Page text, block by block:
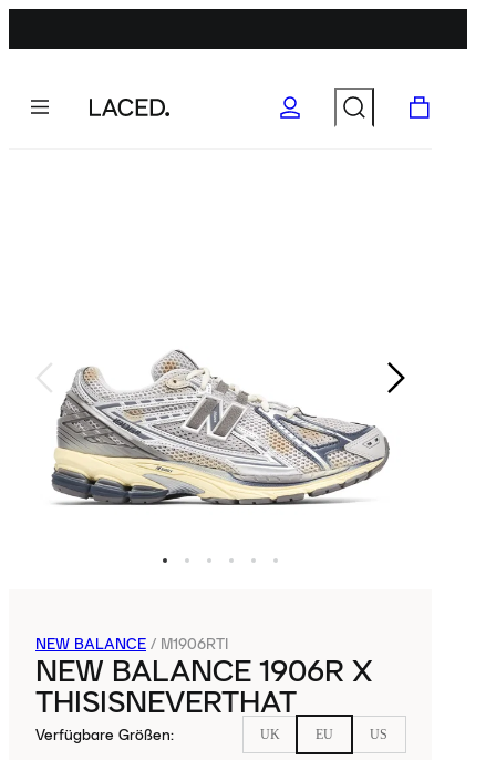
NEW BALANCE / M1906RTI
NEW BALANCE 1906R X
THISISNEVERTHAT
Verfügbare Größen: UK EU US